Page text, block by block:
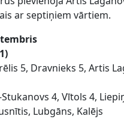
ar septiņiem vārtiem.
5, Dravnieks 5, Artis
4, Vītols 4,
Lubgāns, Kalējs